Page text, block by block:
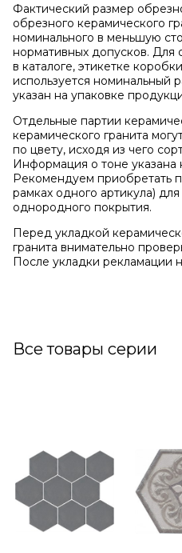
Фактический размер
обрезного керамического
номинального в меньшую
нормативных допусков. Для
в каталоге, этикетке
используется номинальный
указан на упаковке
Отдельные партии
керамического гранита
по цвету, исходя из чего
Информация о тоне указана
Рекомендуем приобретать
рамках одного артикула)
однородного покрытия.
Перед укладкой
гранита внимательно
После укладки рекламации
Все товары серии